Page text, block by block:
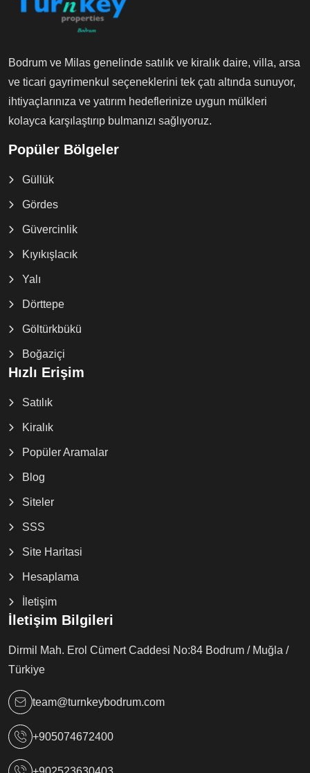
Bodrum ve Milas genelinde satılık ve kiralık daire, villa, arsa
ve ticari gayrimenkul seçeneklerini tek çatı altında sunuyor,
ihtiyaçlarınıza ve yatırım hedeflerinize uygun mülkleri
kolayca karşılaştırıp bulmanızı sağlıyoruz.
Popüler Bölgeler
Güllük
Gördes
Güvercinlik
Kıyıkışlacık
Yalı
Dörttepe
Göltürkbükü
Boğaziçi
Hızlı Erişim
Satılık
Kiralık
Popüler Aramalar
Blog
Siteler
SSS
Site Haritasi
Hesaplama
İletişim
İletişim Bilgileri
Dirmil Mah. Erol Cümert Caddesi No:84 Bodrum / Muğla /
Türkiye
team@turnkeybodrum.com
+905074672400